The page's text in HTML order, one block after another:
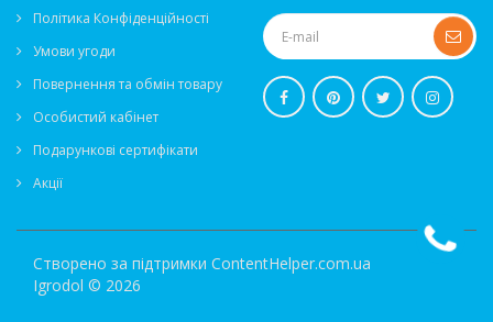
Політика Конфіденційності
Умови угоди
Повернення та обмін товару
Особистий кабінет
Подарункові сертифікати
Акції
Створено за підтримки ContentHelper.com.ua
Igrodol © 2026